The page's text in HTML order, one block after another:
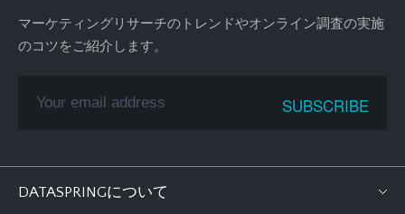
マーケティングリサーチのトレンドやオンライン調査の実施
のコツをご紹介します。
DATASPRINGについて